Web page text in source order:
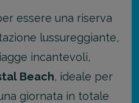
essere una riserva
lussureggiante,
incantevoli,
Beach, ideale per
giornata in totale